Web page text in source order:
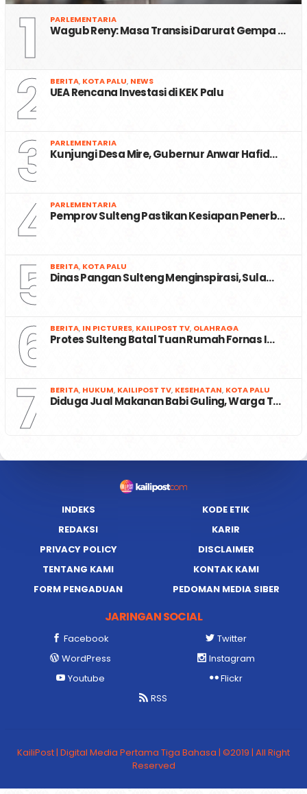
1 PARLEMENTARIA
Wagub Reny: Masa Transisi Darurat Gempa …
2 BERITA, KOTA PALU, NEWS
UEA Rencana Investasi di KEK Palu
3 PARLEMENTARIA
Kunjungi Desa Mire, Gubernur Anwar Hafid…
4 PARLEMENTARIA
Pemprov Sulteng Pastikan Kesiapan Penerb…
5 BERITA, KOTA PALU
Dinas Pangan Sulteng Menginspirasi, Sula…
6 BERITA, IN PICTURES, KAILIPOST TV, OLAHRAGA
Protes Sulteng Batal Tuan Rumah Fornas I…
7 BERITA, HUKUM, KAILIPOST TV, KESEHATAN, KOTA PALU
Diduga Jual Makanan Babi Guling, Warga T…
INDEKS
KODE ETIK
REDAKSI
KARIR
PRIVACY POLICY
DISCLAIMER
TENTANG KAMI
KONTAK KAMI
FORM PENGADUAN
PEDOMAN MEDIA SIBER
JARINGAN SOCIAL
Facebook
Twitter
WordPress
Instagram
Youtube
Flickr
RSS
KailiPost | Digital Media Pertama Tiga Bahasa | ©2019 | All Right
Reserved